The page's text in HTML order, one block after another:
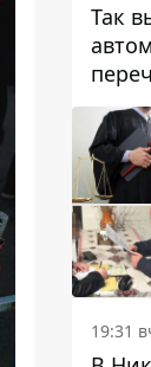
Так
19:31